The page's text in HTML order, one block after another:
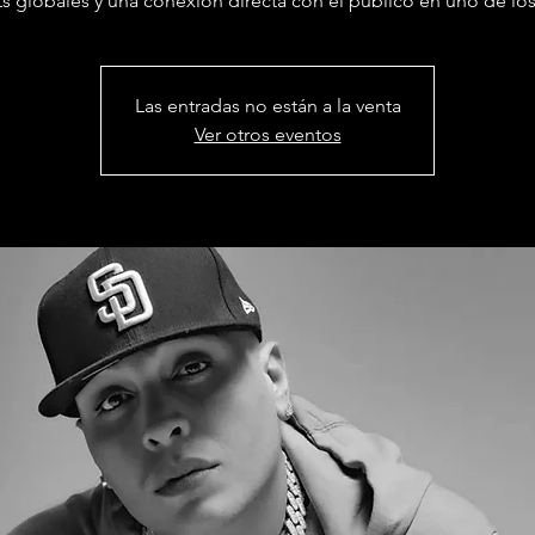
Las entradas no están a la venta
Ver otros eventos